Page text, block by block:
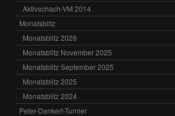
Aktivschach-VM 2014
Monatsblitz
Monatsblitz 2026
Monatsblitz November 2025
Monatsblitz September 2025
Monatsblitz 2025
Monatsblitz 2024
Peter-Dankert-Turnier